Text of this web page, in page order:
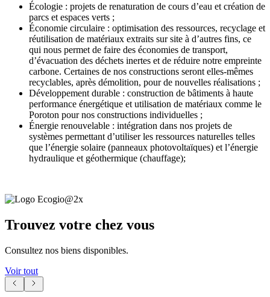
Écologie : projets de renaturation de cours d’eau et création de
parcs et espaces verts ;
Économie circulaire : optimisation des ressources, recyclage et
réutilisation de matériaux extraits sur site à d’autres fins, ce
qui nous permet de faire des économies de transport,
d’évacuation des déchets inertes et de réduire notre empreinte
carbone. Certaines de nos constructions seront elles-mêmes
recyclables, après démolition, pour de nouvelles réalisations ;
Développement durable : construction de bâtiments à haute
performance énergétique et utilisation de matériaux comme le
Poroton pour nos constructions individuelles ;
Énergie renouvelable : intégration dans nos projets de
systèmes permettant d’utiliser les ressources naturelles telles
que l’énergie solaire (panneaux photovoltaïques) et l’énergie
hydraulique et géothermique (chauffage);
Trouvez votre chez vous
Consultez nos biens disponibles.
Voir tout